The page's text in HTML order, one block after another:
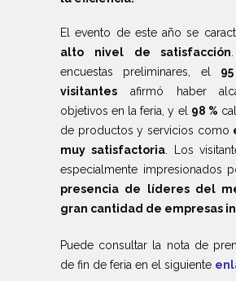
El evento de este año se
alto nivel de satisfacción
encuestas preliminares, el
visitantes afirmó haber
objetivos en la feria, y el 98 %
de productos y servicios como
muy satisfactoria. Los
especialmente impresionados
presencia de líderes del
gran cantidad de empresas
Puede consultar la nota de
de fin de feria en el siguiente